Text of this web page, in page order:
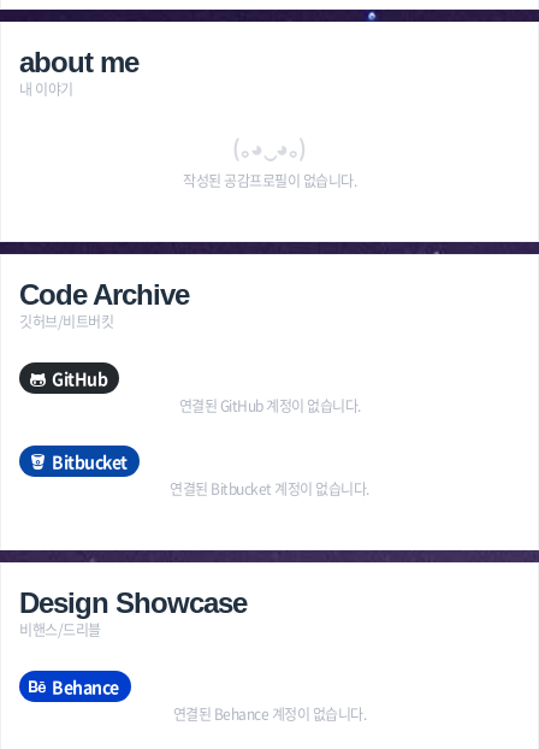
about me
내 이야기
(｡◕‿◕｡)
작성된 공감프로필이 없습니다.
Code Archive
깃허브/비트버킷
GitHub
연결된 GitHub 계정이 없습니다.
Bitbucket
연결된 Bitbucket 계정이 없습니다.
Design Showcase
비핸스/드리블
Behance
연결된 Behance 계정이 없습니다.